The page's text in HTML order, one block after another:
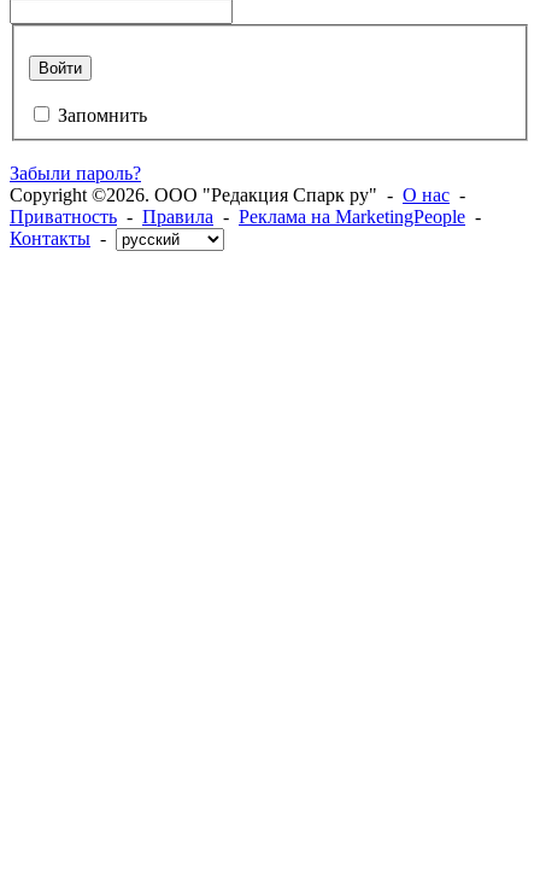
Войти
Запомнить
Забыли пароль?
Copyright ©2026. ООО "Редакция Спарк ру" - О нас -
Приватность - Правила - Реклама на MarketingPeople -
Контакты -